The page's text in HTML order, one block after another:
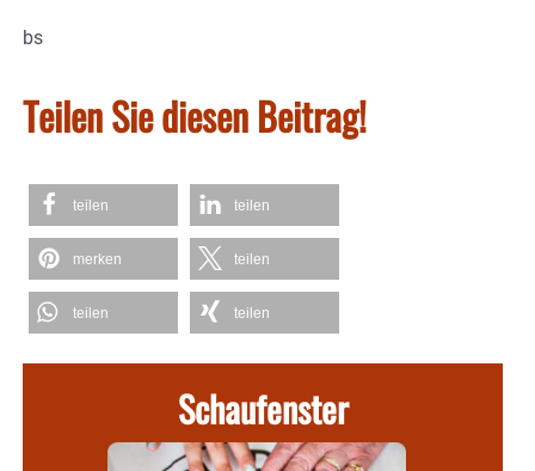
bs
Teilen Sie diesen Beitrag!
teilen teilen
merken teilen
teilen teilen
Schaufenster